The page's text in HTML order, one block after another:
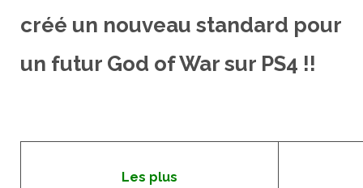
créé un nouveau standard pour
un futur God of War sur PS4 !!
Les plus